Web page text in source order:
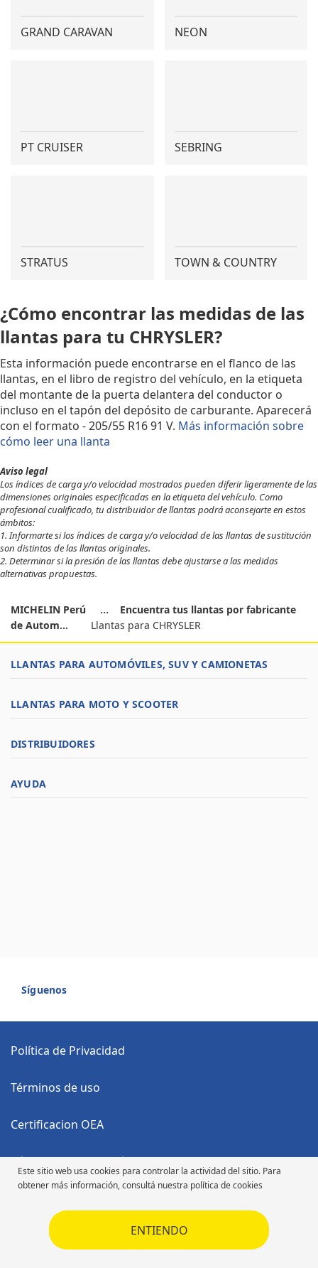
Este sitio web usa cookies para controlar la actividad del sitio. Para
obtener más información, consultá nuestra política de cookies
ENTIENDO
GRAND CARAVAN NEON
PT CRUISER SEBRING
STRATUS TOWN & COUNTRY
¿Cómo encontrar las medidas de las
llantas para tu CHRYSLER?
Esta información puede encontrarse en el flanco de las
llantas, en el libro de registro del vehículo, en la etiqueta
del montante de la puerta delantera del conductor o
incluso en el tapón del depósito de carburante. Aparecerá
con el formato - 205/55 R16 91 V. Más información sobre
cómo leer una llanta
Aviso legal
Los índices de carga y/o velocidad mostrados pueden diferir ligeramente de las
dimensiones originales especificadas en la etiqueta del vehículo. Como
profesional cualificado, tu distribuidor de llantas podrá aconsejarte en estos
ámbitos:
1. Informarte si los índices de carga y/o velocidad de las llantas de sustitución
son distintos de las llantas originales.
2. Determinar si la presión de las llantas debe ajustarse a las medidas
alternativas propuestas.
MICHELIN Perú
Encuentra tus llantas por fabricante
de Autom...
Llantas para CHRYSLER
LLANTAS PARA AUTOMÓVILES, SUV Y CAMIONETAS
LLANTAS PARA MOTO Y SCOOTER
DISTRIBUIDORES
AYUDA
Síguenos
Política de Privacidad
Términos de uso
Certificacion OEA
Código Anticorrupción
Código de Ética